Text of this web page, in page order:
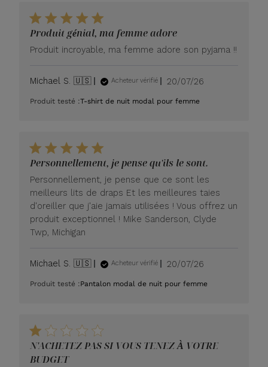
Produit génial, ma femme adore
Produit incroyable, ma femme adore son pyjama !!
Michael S. 🇺🇸 Acheteur vérifié
Date
publication
20/07/26
Produit testé :T-shirt de nuit modal pour femme
Personnellement, je pense qu'ils le sont.
Personnellement, je pense que ce sont les
meilleurs lits de draps Et les meilleures taies
d'oreiller que j'aie jamais utilisées ! Vous offrez un
produit exceptionnel ! Mike Sanderson, Clyde
Twp, Michigan
Michael S. 🇺🇸 Acheteur vérifié
Date
publication
20/07/26
Produit testé :Pantalon modal de nuit pour femme
N'ACHETEZ PAS SI VOUS TENEZ À VOTRE
BUDGET